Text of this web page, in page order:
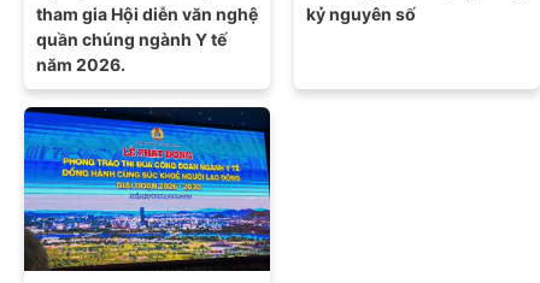
tham gia Hội diễn văn nghệ
quần chúng ngành Y tế
năm 2026.
kỷ nguyên số